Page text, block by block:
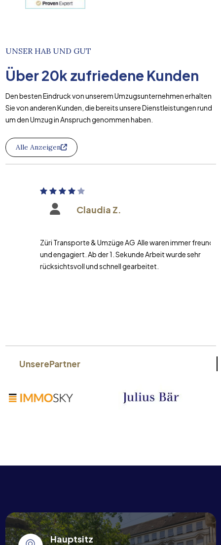
UNSER HAB UND GUT
Über20k zufriedene Kunden
Den besten Eindruck von unserem Umzugsunternehmen erhalten
Sie von anderen Kunden, die bereits unsere Dienstleistungen rund
um den Umzug in Anspruch genommen haben.
Alle Anzeigen
Claudia Z.
Züri Transporte & Umzüge AG Alle waren immer freundlich
und engagiert. Ab der 1. Sekunde Arbeit wurde sehr
rücksichtsvoll und schnell gearbeitet.
UnserePartner
Hauptsitz